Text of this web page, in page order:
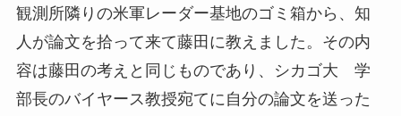
観測所隣りの米軍レーダー基地のゴミ箱から、知
人が論文を拾って来て藤田に教えました。その内
容は藤田の考えと同じものであり、シカゴ大 学
部長のバイヤース教授宛てに自分の論文を送った